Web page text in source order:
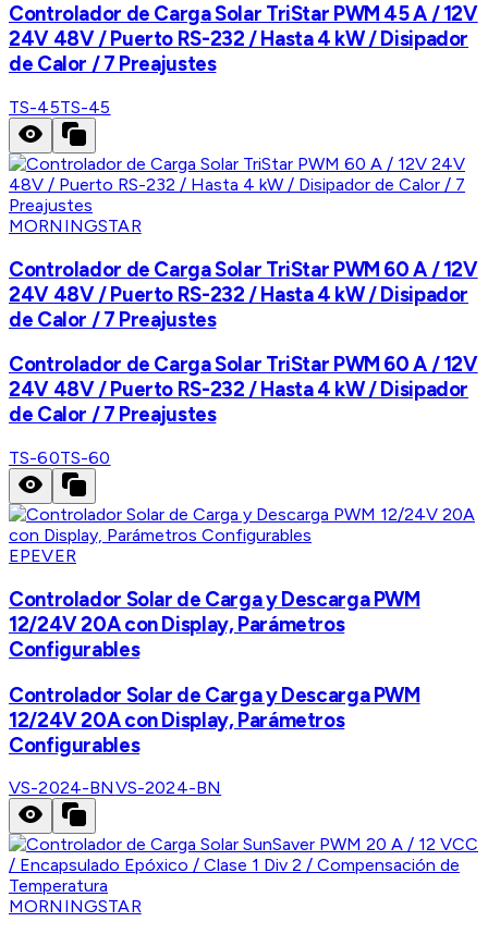
Controlador de Carga Solar TriStar PWM 45 A / 12V
24V 48V / Puerto RS-232 / Hasta 4 kW / Disipador
de Calor / 7 Preajustes
TS-45TS-45
MORNINGSTAR
Controlador de Carga Solar TriStar PWM 60 A / 12V
24V 48V / Puerto RS-232 / Hasta 4 kW / Disipador
de Calor / 7 Preajustes
Controlador de Carga Solar TriStar PWM 60 A / 12V
24V 48V / Puerto RS-232 / Hasta 4 kW / Disipador
de Calor / 7 Preajustes
TS-60TS-60
EPEVER
Controlador Solar de Carga y Descarga PWM
12/24V 20A con Display, Parámetros
Configurables
Controlador Solar de Carga y Descarga PWM
12/24V 20A con Display, Parámetros
Configurables
VS-2024-BNVS-2024-BN
MORNINGSTAR